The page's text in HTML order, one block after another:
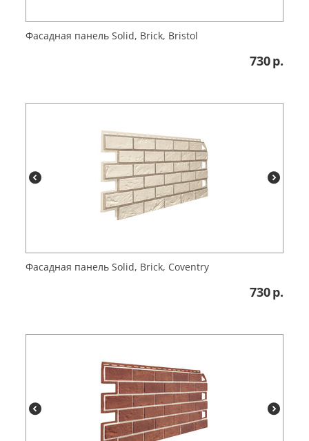
Фасадная панель Solid, Brick, Bristol
730р.
Фасадная панель Solid, Brick, Coventry
730р.